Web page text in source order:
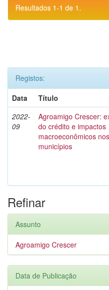
Resultados 1-1 de 1.
Registos:
Data
Título
2022-
09
Agroamigo Crescer:
do crédito e impactos
macroeconômicos nos
municípios
Refinar
Assunto
Agroamigo Crescer
Data de Publicação